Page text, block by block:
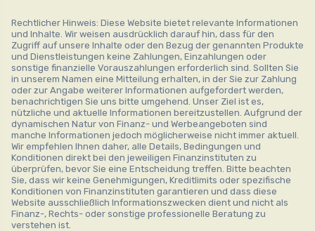
Rechtlicher Hinweis: Diese Website bietet relevante Informationen
und Inhalte. Wir weisen ausdrücklich darauf hin, dass für den
Zugriff auf unsere Inhalte oder den Bezug der genannten Produkte
und Dienstleistungen keine Zahlungen, Einzahlungen oder
sonstige finanzielle Vorauszahlungen erforderlich sind. Sollten Sie
in unserem Namen eine Mitteilung erhalten, in der Sie zur Zahlung
oder zur Angabe weiterer Informationen aufgefordert werden,
benachrichtigen Sie uns bitte umgehend. Unser Ziel ist es,
nützliche und aktuelle Informationen bereitzustellen. Aufgrund der
dynamischen Natur von Finanz- und Werbeangeboten sind
manche Informationen jedoch möglicherweise nicht immer aktuell.
Wir empfehlen Ihnen daher, alle Details, Bedingungen und
Konditionen direkt bei den jeweiligen Finanzinstituten zu
überprüfen, bevor Sie eine Entscheidung treffen. Bitte beachten
Sie, dass wir keine Genehmigungen, Kreditlimits oder spezifische
Konditionen von Finanzinstituten garantieren und dass diese
Website ausschließlich Informationszwecken dient und nicht als
Finanz-, Rechts- oder sonstige professionelle Beratung zu
verstehen ist.